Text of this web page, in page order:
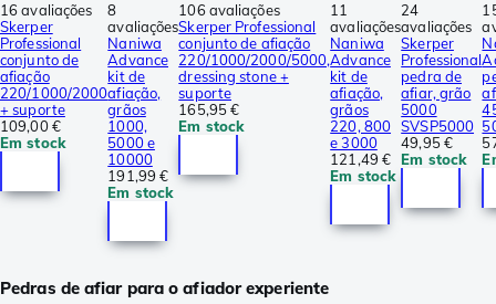
16 avaliações
Skerper
Professional
conjunto de
afiação
220/1000/2000
+ suporte
109,00 €
Em stock
8
avaliações
Naniwa
Advance
kit de
afiação,
grãos
1000,
5000 e
10000
191,99 €
Em stock
106 avaliações
Skerper Professional
conjunto de afiação
220/1000/2000/5000,
dressing stone +
suporte
165,95 €
Em stock
11
avaliações
Naniwa
Advance
kit de
afiação,
grãos
220, 800
e 3000
121,49 €
Em stock
24
avaliações
Skerper
Professional
pedra de
afiar, grão
5000
SVSP5000
49,95 €
Em stock
Pedras de afiar para o afiador experiente